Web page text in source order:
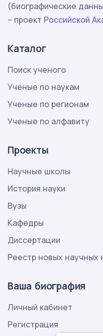
(биографические
– проект Российской
Каталог
Поиск ученого
Ученые по наукам
Ученые по регионам
Ученые по алфавиту
Проекты
Научные школы
История науки
Вузы
Кафедры
Диссертации
Реестр новых научных
Ваша биография
Личный кабинет
Регистрация